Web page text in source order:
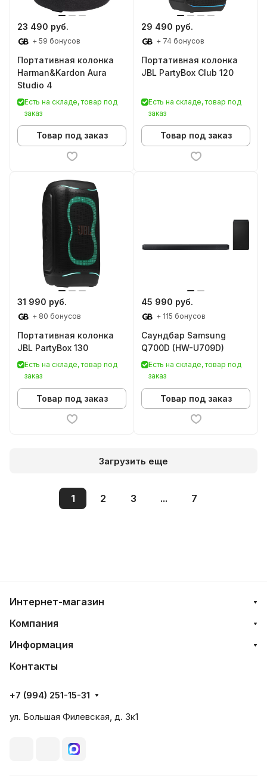
23 490 руб.
+ 59 бонусов
Портативная колонка
Harman&Kardon Aura
Studio 4
Есть на складе, товар под
заказ
Товар под заказ
29 490 руб.
+ 74 бонусов
Портативная колонка
JBL PartyBox Club 120
Есть на складе, товар под
заказ
Товар под заказ
31 990 руб.
+ 80 бонусов
Портативная колонка
JBL PartyBox 130
Есть на складе, товар под
заказ
Товар под заказ
45 990 руб.
+ 115 бонусов
Саундбар Samsung
Q700D (HW-U709D)
Есть на складе, товар под
заказ
Товар под заказ
Загрузить еще
1 2 3 ... 7
Интернет-магазин
Компания
Информация
Контакты
+7 (994) 251-15-31
ул. Большая Филевская, д. 3к1